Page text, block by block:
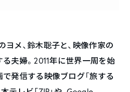
メ、鈴木聡子と、映像作家の
夫婦。2011年に世界一周を始
発信する映像ブログ「旅する